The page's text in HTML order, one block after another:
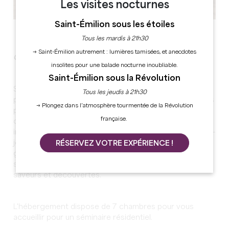
Organisez votre événement dans un lieu unique.
Situé à 10 kilomètres de Saint-Émilion, ce lieu vous
propose de rompre les habitudes et de faire vivre à vos
participants une expérience incomparable grâce à leur
offre de séminaire. Vous apprécierez leurs solutions
inspirantes avec de nouveaux formats de réunion, demi-
journée ou journée d'étude, des pauses récréatives et
gourmandes pour rythmer agréablement votre
saveurs et découvertes.
L'hébergement dispose de 7 chambres pour vous
accueillir pour un séminaire résidentiel.
Les visites nocturnes
Saint-Émilion sous les étoiles
Tous les mardis à 21h30
→ Saint-Émilion autrement : lumières tamisées, et anecdotes
insolites pour une balade nocturne inoubliable.
Saint-Émilion sous la Révolution
Tous les jeudis à 21h30
→ Plongez dans l’atmosphère tourmentée de la Révolution
française.
RÉSERVEZ VOTRE EXPÉRIENCE !